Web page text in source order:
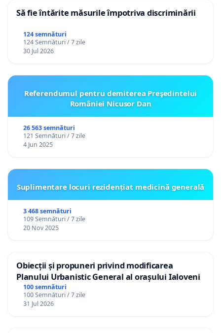
Să fie întărite măsurile împotriva discriminării
124 semnături
124 Semnături / 7 zile
30 Jul 2026
Referendumul pentru demiterea Preşedintelui
României Nicusor Dan
26 563 semnături
121 Semnături / 7 zile
4 Jun 2025
Suplimentare locuri rezidențiat medicină generală
3 468 semnături
109 Semnături / 7 zile
20 Nov 2025
Obiecții și propuneri privind modificarea
Planului Urbanistic General al orașului Ialoveni
100 semnături
100 Semnături / 7 zile
31 Jul 2026